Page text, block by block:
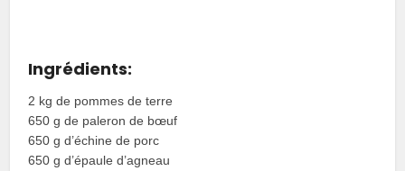
Ingrédients:
2 kg de pommes de terre
650 g de paleron de bœuf
650 g d’échine de porc
650 g d’épaule d’agneau